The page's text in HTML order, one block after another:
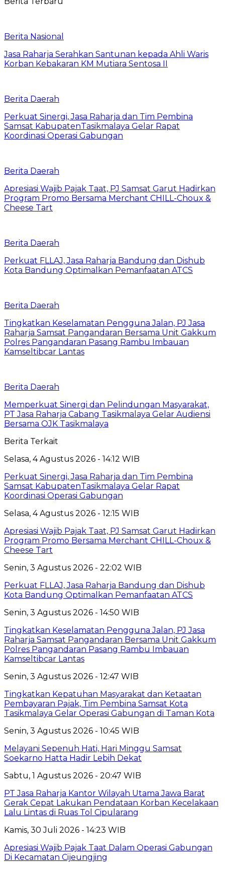
Berita Nasional
Jasa Raharja Serahkan Santunan kepada Ahli Waris
Korban Kebakaran KM Mutiara Sentosa II
Berita Daerah
Perkuat Sinergi, Jasa Raharja dan Tim Pembina
Samsat KabupatenTasikmalaya Gelar Rapat
Koordinasi Operasi Gabungan
Berita Daerah
Apresiasi Wajib Pajak Taat, PJ Samsat Garut Hadirkan
Program Promo Bersama Merchant CHILL-Choux &
Cheese Tart
Berita Daerah
Perkuat FLLAJ, Jasa Raharja Bandung dan Dishub
Kota Bandung Optimalkan Pemanfaatan ATCS
Berita Daerah
Tingkatkan Keselamatan Pengguna Jalan, PJ Jasa
Raharja Samsat Pangandaran Bersama Unit Gakkum
Polres Pangandaran Pasang Rambu Imbauan
Kamseltibcar Lantas
Berita Daerah
Memperkuat Sinergi dan Pelindungan Masyarakat,
PT Jasa Raharja Cabang Tasikmalaya Gelar Audiensi
Bersama OJK Tasikmalaya
Berita Terkait
Selasa, 4 Agustus 2026 - 14:12 WIB
Perkuat Sinergi, Jasa Raharja dan Tim Pembina
Samsat KabupatenTasikmalaya Gelar Rapat
Koordinasi Operasi Gabungan
Selasa, 4 Agustus 2026 - 12:15 WIB
Apresiasi Wajib Pajak Taat, PJ Samsat Garut Hadirkan
Program Promo Bersama Merchant CHILL-Choux &
Cheese Tart
Senin, 3 Agustus 2026 - 22:02 WIB
Perkuat FLLAJ, Jasa Raharja Bandung dan Dishub
Kota Bandung Optimalkan Pemanfaatan ATCS
Senin, 3 Agustus 2026 - 14:50 WIB
Tingkatkan Keselamatan Pengguna Jalan, PJ Jasa
Raharja Samsat Pangandaran Bersama Unit Gakkum
Polres Pangandaran Pasang Rambu Imbauan
Kamseltibcar Lantas
Senin, 3 Agustus 2026 - 12:47 WIB
Tingkatkan Kepatuhan Masyarakat dan Ketaatan
Pembayaran Pajak, Tim Pembina Samsat Kota
Tasikmalaya Gelar Operasi Gabungan di Taman Kota
Senin, 3 Agustus 2026 - 10:45 WIB
Melayani Sepenuh Hati, Hari Minggu Samsat
Soekarno Hatta Hadir Lebih Dekat
Sabtu, 1 Agustus 2026 - 20:47 WIB
PT Jasa Raharja Kantor Wilayah Utama Jawa Barat
Gerak Cepat Lakukan Pendataan Korban Kecelakaan
Lalu Lintas di Ruas Tol Cipularang
Kamis, 30 Juli 2026 - 14:23 WIB
Apresiasi Wajib Pajak Taat Dalam Operasi Gabungan
Di Kecamatan Cijeungjing